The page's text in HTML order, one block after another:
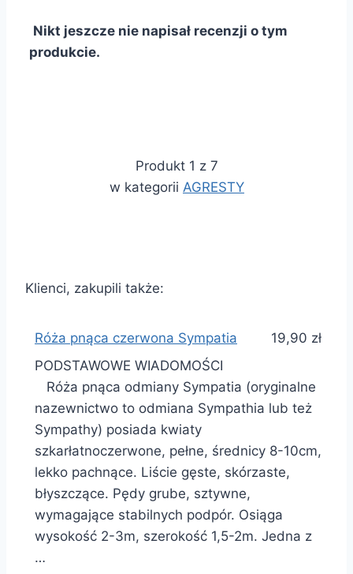
Nikt jeszcze nie napisał recenzji o tym
produkcie.
Produkt 1 z 7
w kategorii AGRESTY
Klienci, zakupili także:
Róża pnąca czerwona Sympatia
19,90 zł
PODSTAWOWE WIADOMOŚCI
Róża pnąca odmiany Sympatia (oryginalne
nazewnictwo to odmiana Sympathia lub też
Sympathy) posiada kwiaty
szkarłatnoczerwone, pełne, średnicy 8-10cm,
lekko pachnące. Liście gęste, skórzaste,
błyszczące. Pędy grube, sztywne,
wymagające stabilnych podpór. Osiąga
wysokość 2-3m, szerokość 1,5-2m. Jedna z
…